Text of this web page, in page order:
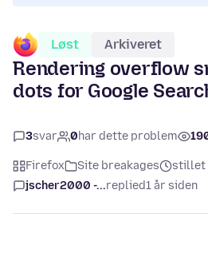
Løst Arkiveret
Rendering overflow
dots for Google
3svar 0har dette problem
Firefox Site breakages
stillet
jscher2000 -...replied1 år siden